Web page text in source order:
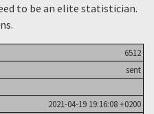
to be an elite statistician.
6512
sent
2021-04-19 19:16:08 +0200